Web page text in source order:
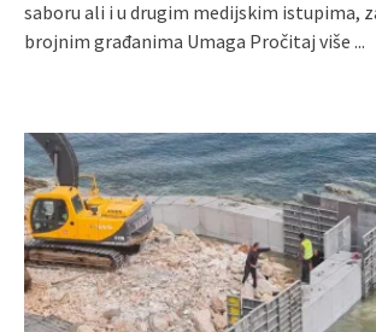
saboru ali i u drugim medijskim istupima,
brojnim građanima Umaga Pročitaj više ...